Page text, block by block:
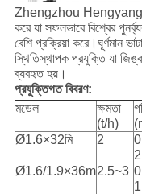
Zhengzhou Hengyang
করে যা সফলভাবে বিশ্বের
বেশি প্রক্রিয়া করে।ঘূর্ণমান
স্থিতিস্থাপক প্রযুক্তি যা
ব্যবহৃত হয়।
প্রযুক্তিগত বিবরণ:
মডেল
ক্ষমতা
(t/h)
Ø1.6×32মি
2
Ø1.6/1.9×36m2.5~3